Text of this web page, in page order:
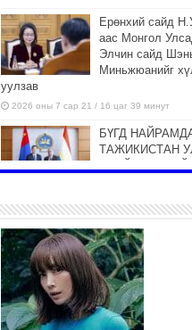
Ерөнхий сайд
аас Монгол
Элчин сайд
Миньжюанийг
уулзав
2026 оны 7 сар 21 / 16 цаг 39 минут
БҮГД
ТАЖИКИСТАН
26,992
сургуульд, 8100
төрөлжсөн ахлах
суралцана
2026 оны 7 сар 21 / 13 цаг 43 минут
COP17 хурлын